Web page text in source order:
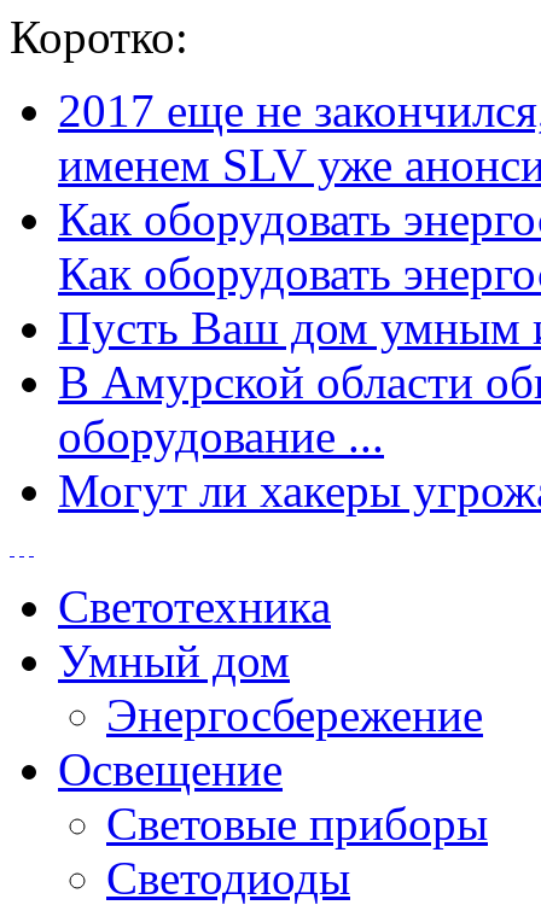
Коротко:
2017 еще не
именем SLV уже
Как оборудовать
Как оборудовать
Пусть Ваш дом умным
В Амурской области
оборудование ...
Могут ли хакеры
Светотехника
Умный дом
Энергосбережение
Освещение
Световые приборы
Светодиоды